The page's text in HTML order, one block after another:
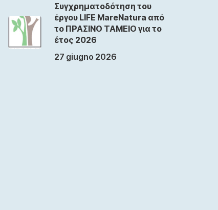
Συγχρηματοδότηση του
έργου LIFE MareNatura από
το ΠΡΑΣΙΝΟ ΤΑΜΕΙΟ για το
έτος 2026
27 giugno 2026